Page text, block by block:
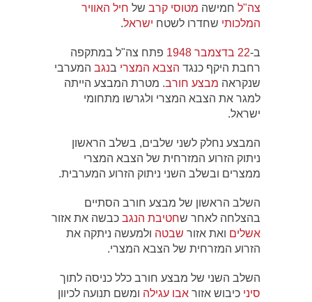
צה"ל חמישה מטוסי קרב של חיל האוויר
המלכותי שחדרו לשטח ישראל.
ב-22 בדצמבר 1948 פתח צה"ל במתקפה
רחבת היקף כנגד הצבא המצרי בנגב המערבי
שנקראה מבצע חורב. מטרת המבצע הייתה
למגר את הצבא המצרי ולגרשו מתחומי
ישראל.
המבצע נחלק לשני שלבים, בשלב הראשון
ניתוק הזרוע המזרחית של הצבא המצרי
ממצרים ובשלב השני ניתוק הזרוע המערבית.
השלב הראשון של מבצע חורב הסתיים
בהצלחה לאחר שחטיבת הנגב כבשה את אזור
אשלים ואת אזור שבטה ולמעשה ניתקה את
הזרוע המזרחית של הצבא המצרי.
השלב השני של מבצע חורב כלל כניסה לתוך
סיני כיבוש אזור אבו עגילה ומשם תנועה לכיוון